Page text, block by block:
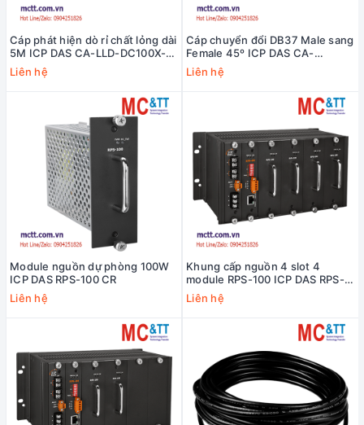
Cáp phát hiện dò rỉ chất lỏng dài
5M ICP DAS CA-LLD-DC100X-
L050 CR
Liên hệ
Cáp chuyển đổi DB37 Male sang
Female 45º ICP DAS CA-
3705AM CR
Liên hệ
Module nguồn dự phòng 100W
ICP DAS RPS-100 CR
Liên hệ
Khung cấp nguồn 4 slot 4
module RPS-100 ICP DAS RPS-
4M/W4 CR
Liên hệ